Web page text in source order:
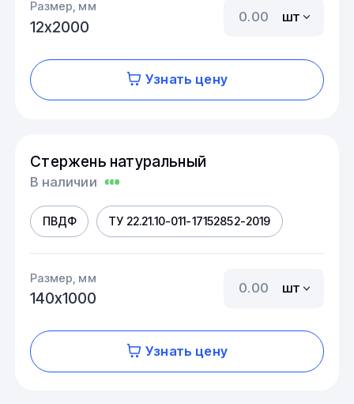
Размер, мм
12х2000
шт
Узнать цену
Стержень натуральный
В наличии
ПВДФ ТУ 22.21.10-011-17152852-2019
Размер, мм
140х1000
шт
Узнать цену